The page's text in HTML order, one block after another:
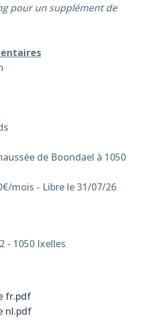
pour un supplément de
de Boondael à 1050
mois - Libre le 31/07/26
- 1050 Ixelles
fr.pdf
nl.pdf